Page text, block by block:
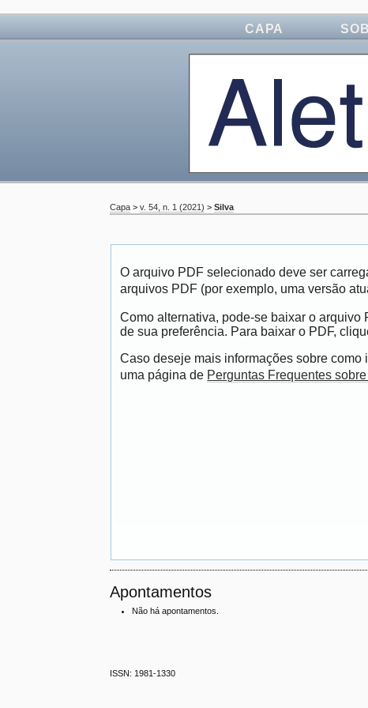
CAPA
Capa >v. 54, n. 1 (2021) >Silva
O arquivo PDF selecionado deve ser
arquivos PDF (por exemplo, uma versão
Como alternativa, pode-se baixar o
de sua preferência. Para baixar o PDF,
Caso deseje mais informações sobre
uma página de Perguntas Frequentes
Apontamentos
Não há apontamentos.
ISSN: 1981-1330